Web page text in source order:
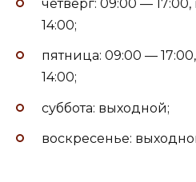
четверг: 09:00 —
14:00;
пятница: 09:00 —
14:00;
суббота: выходной;
воскресенье: